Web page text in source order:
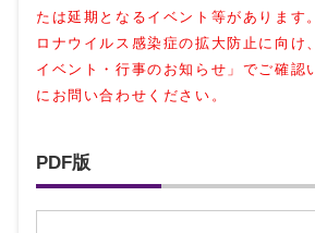
たは延期となるイベント等があります
ロナウイルス感染症の拡大防止に向け
イベント・行事のお知らせ」 でご確認
にお問い合わせください。
PDF版